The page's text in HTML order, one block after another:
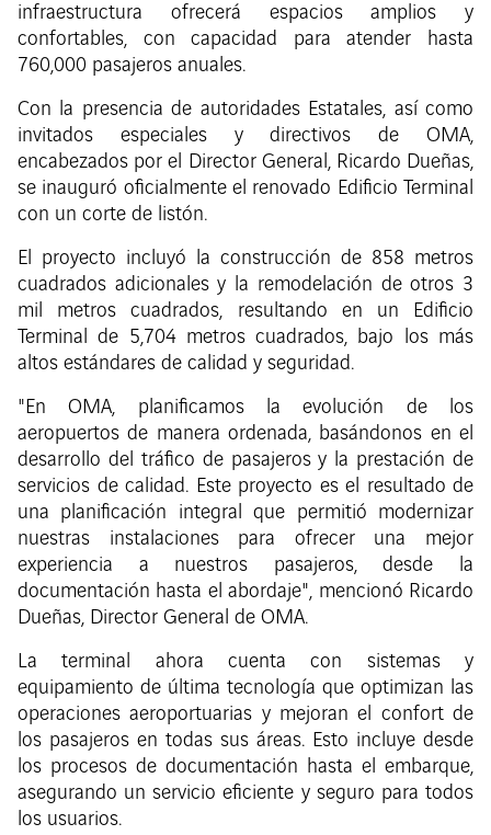
infraestructura ofrecerá espacios amplios y
confortables, con capacidad para atender hasta
760,000 pasajeros anuales.
Con la presencia de autoridades Estatales, así como
invitados especiales y directivos de OMA,
encabezados por el Director General, Ricardo Dueñas,
se inauguró oficialmente el renovado Edificio Terminal
con un corte de listón.
El proyecto incluyó la construcción de 858 metros
cuadrados adicionales y la remodelación de otros 3
mil metros cuadrados, resultando en un Edificio
Terminal de 5,704 metros cuadrados, bajo los más
altos estándares de calidad y seguridad.
"En OMA, planificamos la evolución de los
aeropuertos de manera ordenada, basándonos en el
desarrollo del tráfico de pasajeros y la prestación de
servicios de calidad. Este proyecto es el resultado de
una planificación integral que permitió modernizar
nuestras instalaciones para ofrecer una mejor
experiencia a nuestros pasajeros, desde la
documentación hasta el abordaje", mencionó Ricardo
Dueñas, Director General de OMA.
La terminal ahora cuenta con sistemas y
equipamiento de última tecnología que optimizan las
operaciones aeroportuarias y mejoran el confort de
los pasajeros en todas sus áreas. Esto incluye desde
los procesos de documentación hasta el embarque,
asegurando un servicio eficiente y seguro para todos
los usuarios.